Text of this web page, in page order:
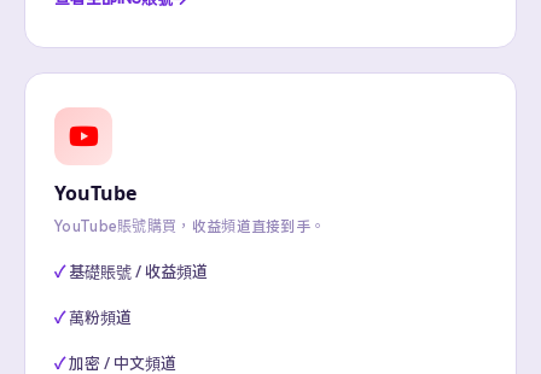
YouTube
YouTube賬號購買，收益頻道直接到手。
基礎賬號 / 收益頻道
萬粉頻道
加密 / 中文頻道